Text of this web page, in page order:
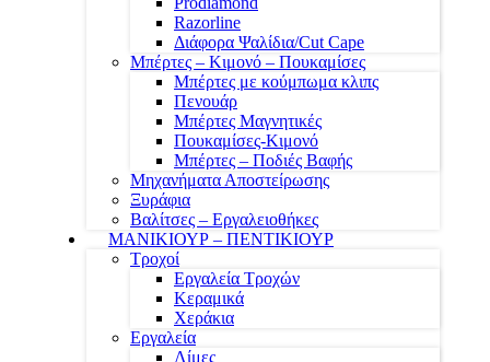
Razorline
Διάφορα Ψαλίδια/Cut Cape
Μπέρτες – Κιμονό – Πουκαμίσες
Μπέρτες με κούμπωμα κλιπς
Πενουάρ
Μπέρτες Μαγνητικές
Πουκαμίσες-Κιμονό
Μπέρτες – Ποδιές Βαφής
Μηχανήματα Αποστείρωσης
Ξυράφια
Βαλίτσες – Εργαλειοθήκες
ΜΑΝΙΚΙΟΥΡ – ΠΕΝΤΙΚΙΟΥΡ
Τροχοί
Εργαλεία Τροχών
Κεραμικά
Χεράκια
Εργαλεία
Λίμες